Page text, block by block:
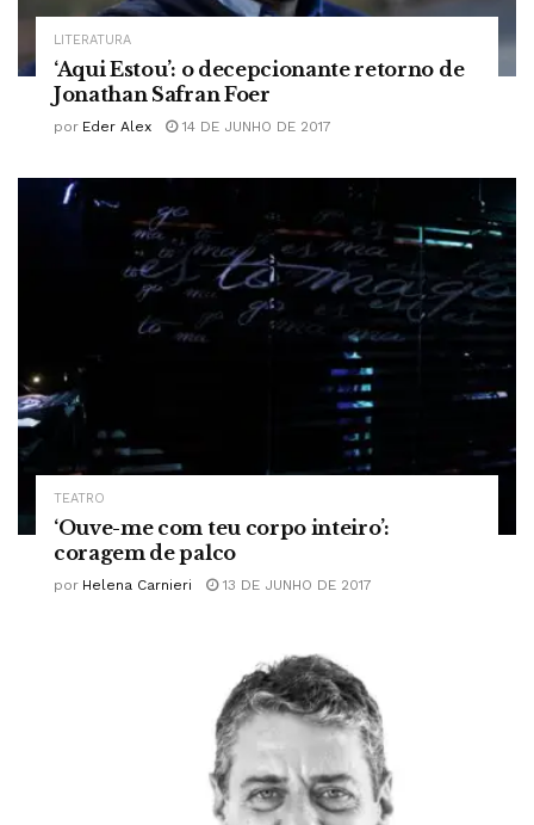
LITERATURA
‘Aqui Estou’: o decepcionante retorno de
Jonathan Safran Foer
por Eder Alex 14 DE JUNHO DE 2017
TEATRO
‘Ouve-me com teu corpo inteiro’:
coragem de palco
por Helena Carnieri 13 DE JUNHO DE 2017